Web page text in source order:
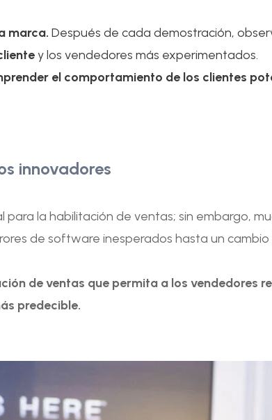
marca. Después de cada demostración,
y los vendedores más experimentados.
el comportamiento de los clientes
innovadores
para la habilitación de ventas; sin embargo,
de software inesperados hasta un
de ventas que permita a los vendedores
predecible.